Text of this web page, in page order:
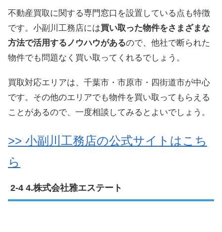
不動産買取に関する専門窓口を設置している点も特徴
です。小副川工務店には買い取った物件をさまざまな
方法で活用するノウハウがあるので、他社で断られた
物件でも問題なく買い取ってくれるでしょう。
買取対応エリアは、千葉市・市原市・四街道市が中心
です。その他のエリアでも物件を買い取ってもらえる
ことがあるので、一度相談してみるとよいでしょう。
>> 小副川工務店の公式サイトはこち
ら
4.株式会社雅エステート